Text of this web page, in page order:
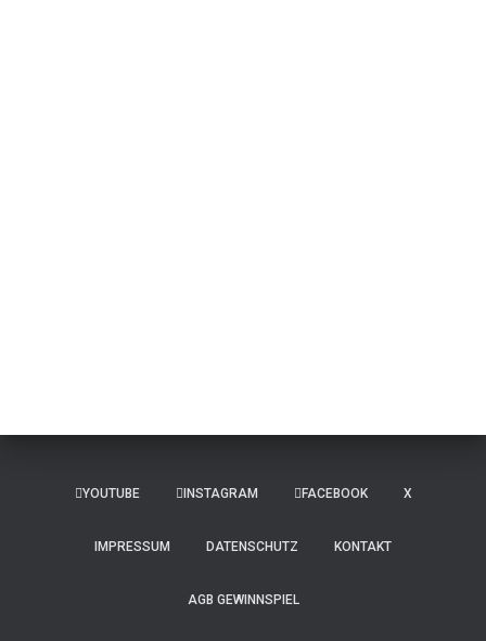
YOUTUBE INSTAGRAM FACEBOOK X
IMPRESSUM DATENSCHUTZ KONTAKT
AGB GEWINNSPIEL